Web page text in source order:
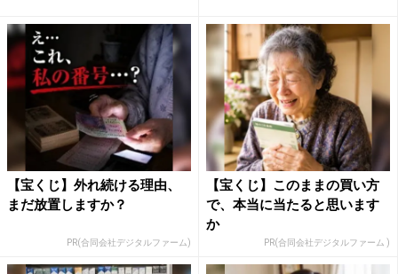
【宝くじ】外れ続ける理由、
まだ放置しますか？
PR(合同会社デジタルファーム)
【宝くじ】このままの買い方
で、本当に当たると思います
か
PR(合同会社デジタルファーム )